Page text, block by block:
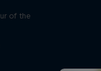
of the